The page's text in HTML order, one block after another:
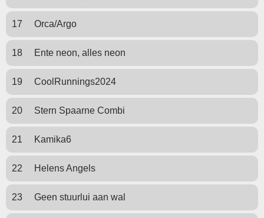
17 Orca/Argo
18 Ente neon, alles neon
19 CoolRunnings2024
20 Stern Spaarne Combi
21 Kamika6
22 Helens Angels
23 Geen stuurlui aan wal